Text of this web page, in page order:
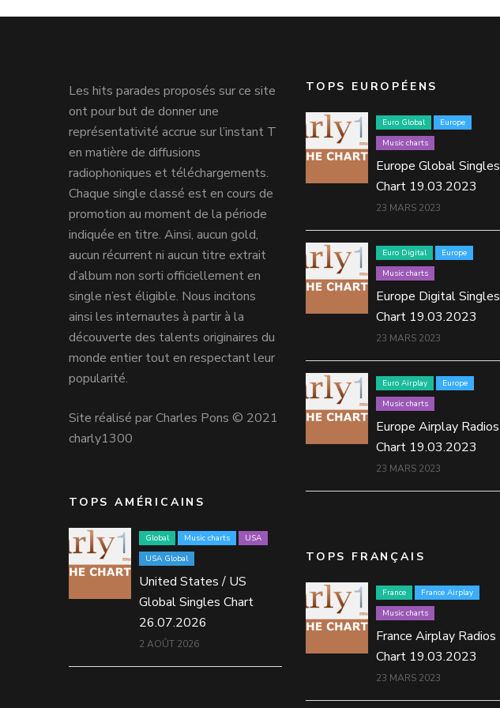
Les hits parades proposés sur ce site
ont pour but de donner une
représentativité accrue sur l’instant T
en matière de diffusions
radiophoniques et téléchargements.
Chaque single classé est en cours de
promotion au moment de la période
indiquée en titre. Ainsi, aucun gold,
aucun récurrent ni aucun titre extrait
d’album non sorti officiellement en
single n’est éligible. Nous incitons
ainsi les internautes à partir à la
découverte des talents originaires du
monde entier tout en respectant leur
popularité.
Site réalisé par Charles Pons © 2021
charly1300
TOPS AMÉRICAINS
Global Music charts
USA
USA Global
United States / US
Global Singles Chart
26.07.2026
2 AOÛT 2026
TOPS EUROPÉENS
Euro Global
Europe
Music charts
Europe Global Singles
Chart 19.03.2023
23 MARS 2023
Euro Digital
Europe
Music charts
Europe Digital Singles
Chart 19.03.2023
23 MARS 2023
Euro Airplay
Europe
Music charts
Europe Airplay Radios
Chart 19.03.2023
23 MARS 2023
TOPS FRANÇAIS
France
France Airplay
Music charts
France Airplay Radios
Chart 19.03.2023
23 MARS 2023